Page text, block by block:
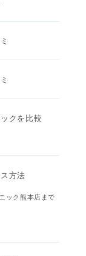
クを比較
方法
ック熊本店まで